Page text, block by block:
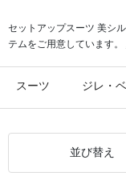
#セットアップス
#セットアップスーツ
セットアップスーツ 美シ
テムをご用意しています。
スーツ ジレ・
並び替え